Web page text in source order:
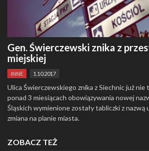
Gen. Świerczewski znika z
miejskiej
INNE 1.10.2017
Ulica Świerczewskiego znika z Siechnic już nie
ponad 3 miesiącach obowiązywania nowej
Śląskich wymienione zostały tabliczki z nazwą
zmiana na planie miasta.
ZOBACZ TEŻ